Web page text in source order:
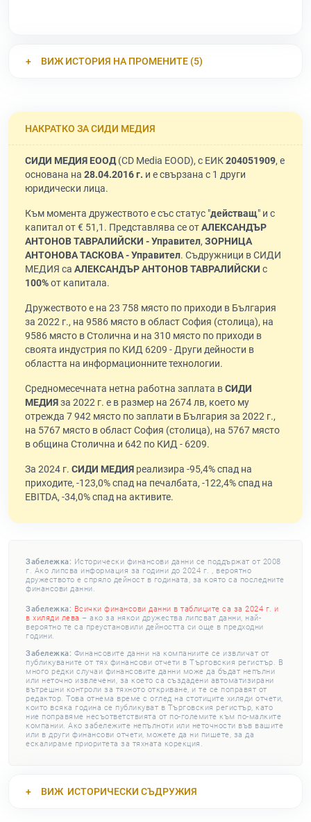
ВИЖ ИСТОРИЯ НА ПРОМЕНИТЕ (5)
НАКРАТКО ЗА СИДИ МЕДИЯ
СИДИ МЕДИЯ ЕООД(CD Media EOOD), с ЕИК204051909, е
основана на 28.04.2016 г. и е свързана с 1 други
юридически лица.
Към момента дружеството е със статус "действащ" и с
капитал от € 51,1. Представлява се отАЛЕКСАНДЪР
АНТОНОВ ТАВРАЛИЙСКИ - Управител, ЗОРНИЦА
АНТОНОВА ТАСКОВА - Управител. Съдружници в СИДИ
МЕДИЯ са АЛЕКСАНДЪР АНТОНОВ ТАВРАЛИЙСКИ с
100%от капитала.
Дружеството е на 23 758 място по приходи в България
за 2022 г., на 9586 място в област София (столица), на
9586 място в Столична и на 310 място по приходи в
своята индустрия по КИД 6209 - Други дейности в
областта на информационните технологии.
Средномесечната нетна работна заплата вСИДИ
МЕДИЯза 2022 г. е в размер на 2674 лв, което му
отрежда 7 942 място по заплати в България за 2022 г.,
на 5767 място в област София (столица), на 5767 място
в община Столична и 642 по КИД - 6209.
За 2024 г. СИДИ МЕДИЯ реализира -95,4% спад на
приходите, -123,0% спад на печалбата, -122,4% спад на
EBITDA, -34,0% спад на активите.
Забележка: Исторически финансови данни се поддържат от 2008
г. Ако липсва информация за години до 2024 г. , вероятно
дружеството е спряло дейност в годината, за която са последните
финансови данни.
Забележка: Всички финансови данни в таблиците са за 2024 г. и
в хиляди лева – ако за някои дружества липсват данни, най-
вероятно те са преустановили дейността си още в предходни
години.
Забележка: Финансовите данни на компаниите се извличат от
публикуваните от тях финансови отчети в Търговския регистър. В
много редки случаи финансовите данни може да бъдат непълни
или неточно извлечени, за което са създадени автоматизирани
вътрешни контроли за тяхното откриване, и те се поправят от
редактор. Това отнема време с оглед на стотиците хиляди отчети,
които всяка година се публикуват в Търговския регистър, като
ние поправяме несъответствията от по-големите към по-малките
компании. Ако забележите непълноти или неточности във вашите
или в други финансови отчети, можете да ни пишете, за да
ескалираме приоритета за тяхната корекция.
ВИЖ ИСТОРИЧЕСКИ СЪДРУЖИЯ